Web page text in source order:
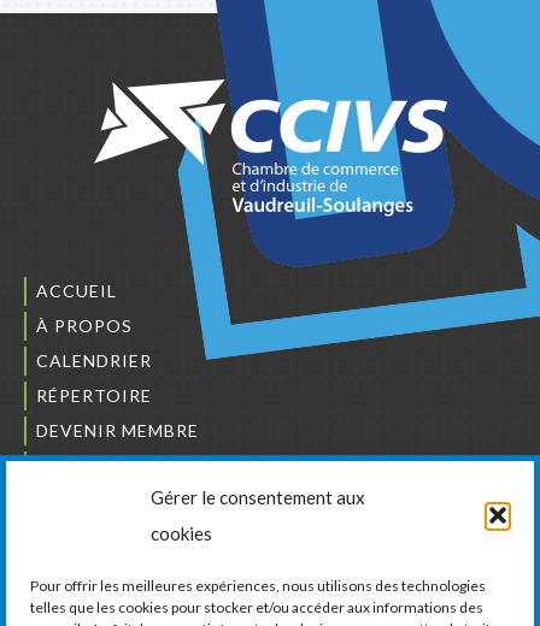
Gérer le consentement aux
cookies
Pour offrir les meilleures expériences, nous utilisons des technologies
telles que les cookies pour stocker et/ou accéder aux informations des
ACCUEIL
À PROPOS
CALENDRIER
RÉPERTOIRE
DEVENIR MEMBRE
NOUS JOINDRE
L’ORDRE DES BÂTISSEURS